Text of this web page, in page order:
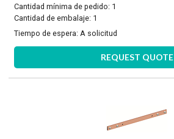
Cantidad mínima de pedido: 1
Cantidad de embalaje: 1
Tiempo de espera: A solicitud
REQUEST QUOTE